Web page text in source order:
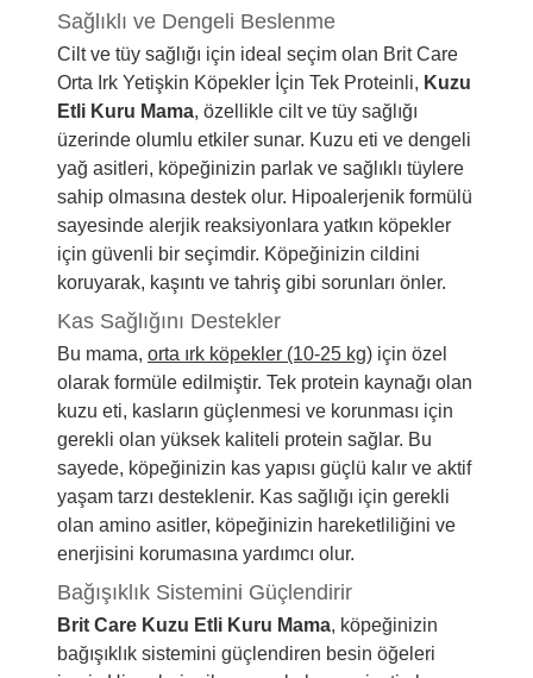
Sağlıklı ve Dengeli Beslenme
Cilt ve tüy sağlığı için ideal seçim olan Brit Care
Orta Irk Yetişkin Köpekler İçin Tek Proteinli, Kuzu
Etli Kuru Mama, özellikle cilt ve tüy sağlığı
üzerinde olumlu etkiler sunar. Kuzu eti ve dengeli
yağ asitleri, köpeğinizin parlak ve sağlıklı tüylere
sahip olmasına destek olur. Hipoalerjenik formülü
sayesinde alerjik reaksiyonlara yatkın köpekler
için güvenli bir seçimdir. Köpeğinizin cildini
koruyarak, kaşıntı ve tahriş gibi sorunları önler.
Kas Sağlığını Destekler
Bu mama, orta ırk köpekler (10-25 kg) için özel
olarak formüle edilmiştir. Tek protein kaynağı olan
kuzu eti, kasların güçlenmesi ve korunması için
gerekli olan yüksek kaliteli protein sağlar. Bu
sayede, köpeğinizin kas yapısı güçlü kalır ve aktif
yaşam tarzı desteklenir. Kas sağlığı için gerekli
olan amino asitler, köpeğinizin hareketliliğini ve
enerjisini korumasına yardımcı olur.
Bağışıklık Sistemini Güçlendirir
Brit Care Kuzu Etli Kuru Mama, köpeğinizin
bağışıklık sistemini güçlendiren besin öğeleri